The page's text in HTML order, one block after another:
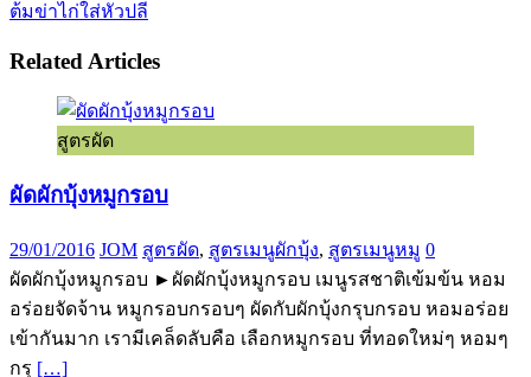
ต้มข่าไก่ใส่หัวปลี
Related Articles
สูตรผัด
ผัดผักบุ้งหมูกรอบ
29/01/2016 JOM สูตรผัด, สูตรเมนูผักบุ้ง, สูตรเมนูหมู 0
ผัดผักบุ้งหมูกรอบ ►ผัดผักบุ้งหมูกรอบ เมนูรสชาติเข้มข้น หอม
อร่อยจัดจ้าน หมูกรอบกรอบๆ ผัดกับผักบุ้งกรุบกรอบ หอมอร่อย
เข้ากันมาก เรามีเคล็ดลับคือ เลือกหมูกรอบ ที่ทอดใหม่ๆ หอมๆ
กรุ […]